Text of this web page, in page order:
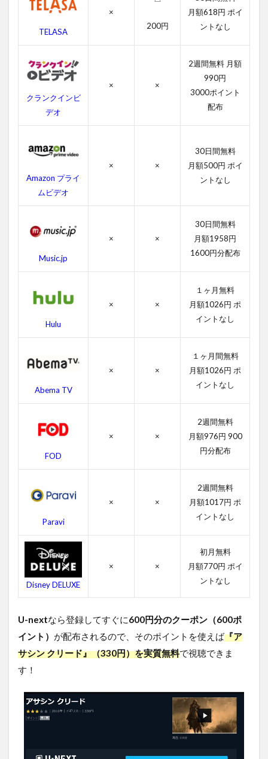
吹き
替え
3
ア
サ
シ
ン
ク
ー
の
ら
ア
サ
ク
ー
報
クリ
ード
想
アサ
シン
ード
のキ
ト・
吹き
替え
声優
アサ
シン
ード
フ
4.4
TELASA
×
200円
月額618円 ポイ
ントなし
クランクインビ
デオ
× ×
2週間無料 月額
990円
3000ポイント
配布
Amazon プライ
ムビデオ
× ×
30日間無料
月額500円 ポイ
ントなし
Music.jp
× ×
30日間無料
月額1958円
1600円分配布
Hulu
× ×
１ヶ月無料
月額1026円 ポ
イントなし
Abema TV
× ×
１ヶ月間無料
月額1026円 ポ
イントなし
FOD
× ×
2週間無料
月額976円 900
円分配布
Paravi
× ×
2週間無料
月額1017円 ポ
イントなし
Disney DELUXE
× ×
初月無料
月額770円 ポイ
ントなし
U-nextなら登録してすぐに600円分のクーポン（600ポ
イント） が配布されるので、そのポイントを使えば『ア
サシン クリード』（330円）を実質無料で視聴できま
す！